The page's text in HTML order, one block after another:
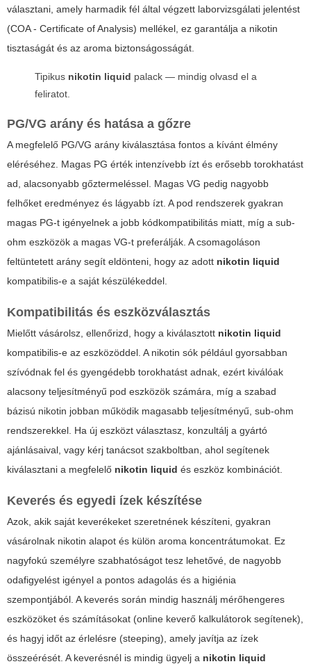
választani, amely harmadik fél által végzett laborvizsgálati jelentést
(COA - Certificate of Analysis) mellékel, ez garantálja a nikotin
tisztaságát és az aroma biztonságosságát.
Tipikus nikotin liquid palack — mindig olvasd el a
feliratot.
PG/VG arány és hatása a gőzre
A megfelelő PG/VG arány kiválasztása fontos a kívánt élmény
eléréséhez. Magas PG érték intenzívebb ízt és erősebb torokhatást
ad, alacsonyabb gőztermeléssel. Magas VG pedig nagyobb
felhőket eredményez és lágyabb ízt. A pod rendszerek gyakran
magas PG-t igényelnek a jobb kódkompatibilitás miatt, míg a sub-
ohm eszközök a magas VG-t preferálják. A csomagoláson
feltüntetett arány segít eldönteni, hogy az adott nikotin liquid
kompatibilis-e a saját készülékeddel.
Kompatibilitás és eszközválasztás
Mielőtt vásárolsz, ellenőrizd, hogy a kiválasztott nikotin liquid
kompatibilis-e az eszközöddel. A nikotin sók például gyorsabban
szívódnak fel és gyengédebb torokhatást adnak, ezért kiválóak
alacsony teljesítményű pod eszközök számára, míg a szabad
bázisú nikotin jobban működik magasabb teljesítményű, sub-ohm
rendszerekkel. Ha új eszközt választasz, konzultálj a gyártó
ajánlásaival, vagy kérj tanácsot szakboltban, ahol segítenek
kiválasztani a megfelelő nikotin liquid és eszköz kombinációt.
Keverés és egyedi ízek készítése
Azok, akik saját keverékeket szeretnének készíteni, gyakran
vásárolnak nikotin alapot és külön aroma koncentrátumokat. Ez
nagyfokú személyre szabhatóságot tesz lehetővé, de nagyobb
odafigyelést igényel a pontos adagolás és a higiénia
szempontjából. A keverés során mindig használj mérőhengeres
eszközöket és számításokat (online keverő kalkulátorok segítenek),
és hagyj időt az érlelésre (steeping), amely javítja az ízek
összeérését. A keverésnél is mindig ügyelj a nikotin liquid